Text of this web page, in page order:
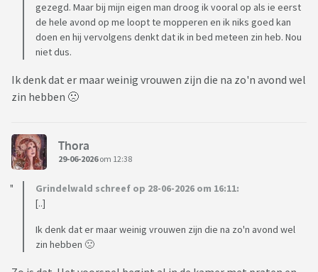
gezegd. Maar bij mijn eigen man droog ik vooral op als ie eerst
de hele avond op me loopt te mopperen en ik niks goed kan
doen en hij vervolgens denkt dat ik in bed meteen zin heb. Nou
niet dus.
Ik denk dat er maar weinig vrouwen zijn die na zo'n avond wel
zin hebben 🙁
Thora
29-06-2026om 12:38
Grindelwald schreef op 28-06-2026 om 16:11:
[..]
Ik denk dat er maar weinig vrouwen zijn die na zo'n avond wel
zin hebben 🙁